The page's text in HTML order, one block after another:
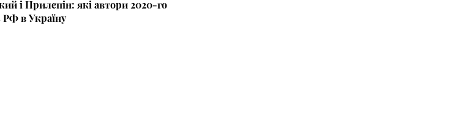
і Прилєпін: які автори 2020-го
РФ в Україну